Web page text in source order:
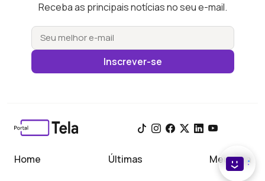
Receba as principais notícias no seu e-mail.
Inscrever-se
Home Últimas Meu Tela